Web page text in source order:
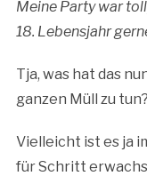
Meine Party war
18. Lebensjahr
Tja, was hat das
ganzen Müll zu
Vielleicht ist es ja
für Schritt